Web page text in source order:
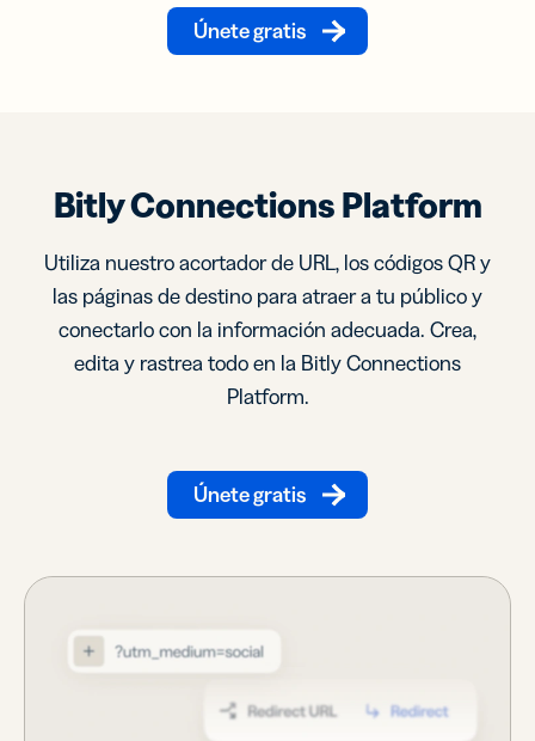
Únete gratis
Bitly Connections Platform
Utiliza nuestro acortador de URL, los códigos QR y
las páginas de destino para atraer a tu público y
conectarlo con la información adecuada. Crea,
edita y rastrea todo en la Bitly Connections
Platform.
Únete gratis